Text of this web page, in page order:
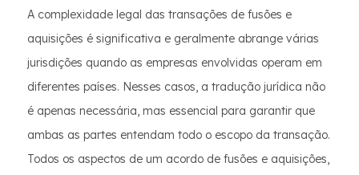
A complexidade legal das transações de fusões e
aquisições é significativa e geralmente abrange várias
jurisdições quando as empresas envolvidas operam em
diferentes países. Nesses casos, a tradução jurídica não
é apenas necessária, mas essencial para garantir que
ambas as partes entendam todo o escopo da transação.
Todos os aspectos de um acordo de fusões e aquisições,